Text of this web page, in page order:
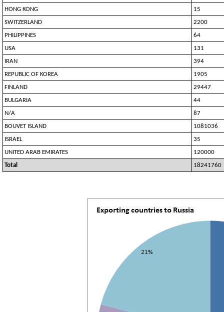
HONG KONG
15
SWITZERLAND
2200
PHILIPPINES
64
USA
131
IRAN
394
REPUBLIC OF KOREA
1905
FINLAND
29447
BULGARIA
44
N/A
87
BOUVET ISLAND
1081036
ISRAEL
35
UNITED ARAB EMIRATES
120000
Total
18241760